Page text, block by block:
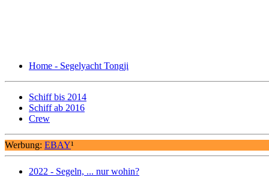
Home - Segelyacht Tongji
Schiff bis 2014
Schiff ab 2016
Crew
Werbung: EBAY¹
2022 - Segeln, ... nur wohin?